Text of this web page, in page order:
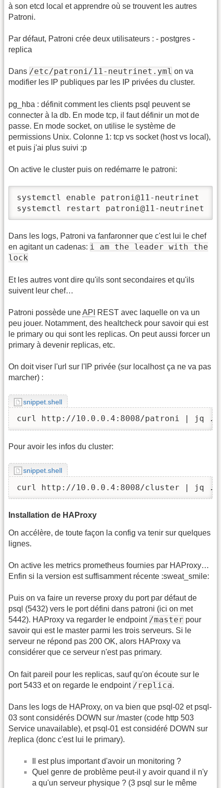
à son etcd local et apprendre où se trouvent les autres
Patroni.
Par défaut, Patroni crée deux utilisateurs : - postgres -
replica
Dans /etc/patroni/11-neutrinet.yml on va
modifier les IP publiques par les IP privées du cluster.
pg_hba : définit comment les clients psql peuvent se
connecter à la db. En mode tcp, il faut définir un mot de
passe. En mode socket, on utilise le système de
permissions Unix. Colonne 1: tcp vs socket (host vs local),
et puis j'ai plus suivi :p
On active le cluster puis on redémarre le patroni:
systemctl enable patroni@11-neutrinet
systemctl restart patroni@11-neutrinet
Dans les logs, Patroni va fanfaronner que c'est lui le chef
en agitant un cadenas: i am the leader with the
lock
Et les autres vont dire qu'ils sont secondaires et qu'ils
suivent leur chef…
Patroni possède uneAPI
REST avec laquelle on va un
peu jouer. Notamment, des healtcheck pour savoir qui est
le primary ou qui sont les replicas. On peut aussi forcer un
primary à devenir replicas, etc.
On doit viser l'url sur l'IP privée (sur localhost ça ne va pas
marcher) :
snippet.shell
curl http://10.0.0.4:8008/patroni | jq .
Pour avoir les infos du cluster:
snippet.shell
curl http://10.0.0.4:8008/cluster | jq .
Installation de HAProxy
On accélère, de toute façon la config va tenir sur quelques
lignes.
On active les metrics prometheus fournies par HAProxy…
Enfin si la version est suffisamment récente :sweat_smile:
Puis on va faire un reverse proxy du port par défaut de
psql (5432) vers le port défini dans patroni (ici on met
5442). HAProxy va regarder le endpoint /master pour
savoir qui est le master parmi les trois serveurs. Si le
serveur ne répond pas 200 OK, alors HAProxy va
considérer que ce serveur n'est pas primary.
On fait pareil pour les replicas, sauf qu'on écoute sur le
port 5433 et on regarde le endpoint /replica.
Dans les logs de HAProxy, on va bien que psql-02 et psql-
03 sont considérés DOWN sur /master (code http 503
Service unavailable), et psql-01 est considéré DOWN sur
/replica (donc c'est lui le primary).
Il est plus important d'avoir un monitoring ?
Quel genre de problème peut-il y avoir quand il n'y
a qu'un serveur physique ? (3 psql sur le même